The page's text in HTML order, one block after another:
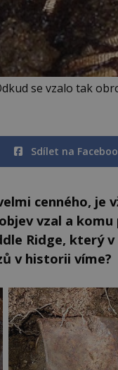
se vzalo tak
Sdílet na
cenného, je
vzal a
Ridge, který
v historii víme?